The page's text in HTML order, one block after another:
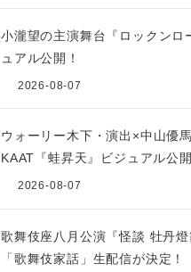
小瀧望の主演舞台『ロックンロ
ュアル公開！
2026-08-07
ウォーリー木下・演出×中山優馬
KAAT『蛙昇天』ビジュアル公
2026-08-07
歌舞伎座八月公演『怪談 牡丹
「歌舞伎家話」生配信が決定！